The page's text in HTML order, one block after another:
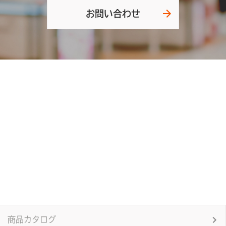
お問い合わせ
商品カタログ